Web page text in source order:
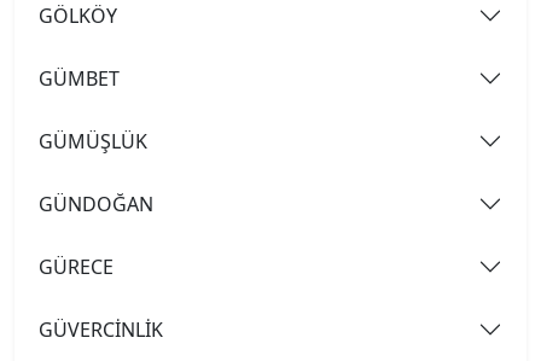
GÖLKÖY
GÜMBET
GÜMÜŞLÜK
GÜNDOĞAN
GÜRECE
GÜVERCİNLİK